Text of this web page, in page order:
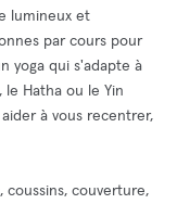
lumineux et
par cours pour
yoga qui s'adapte à
le Hatha ou le Yin
à vous recentrer,
coussins, couverture,